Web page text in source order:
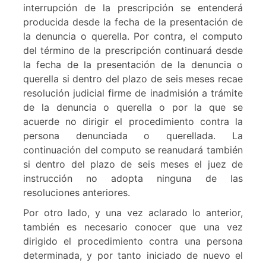
interrupción de la prescripción se entenderá
producida desde la fecha de la presentación de
la denuncia o querella. Por contra, el computo
del término de la prescripción continuará desde
la fecha de la presentación de la denuncia o
querella si dentro del plazo de seis meses recae
resolución judicial firme de inadmisión a trámite
de la denuncia o querella o por la que se
acuerde no dirigir el procedimiento contra la
persona denunciada o querellada. La
continuación del computo se reanudará también
si dentro del plazo de seis meses el juez de
instrucción no adopta ninguna de las
resoluciones anteriores.
Por otro lado, y una vez aclarado lo anterior,
también es necesario conocer que una vez
dirigido el procedimiento contra una persona
determinada, y por tanto iniciado de nuevo el